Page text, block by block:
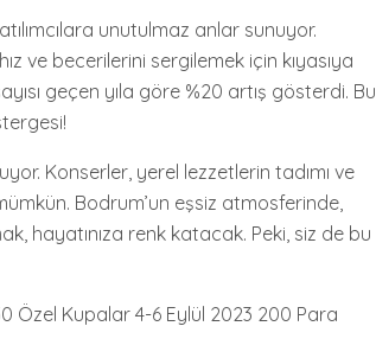
unutulmaz anlar sunuyor.
ve becerilerini sergilemek için kıyasıya
geçen yıla göre %20 artış gösterdi. Bu
Konserler, yerel lezzetlerin tadımı ve
Bodrum’un eşsiz atmosferinde,
hayatınıza renk katacak. Peki, siz de bu
Özel Kupalar 4-6 Eylül 2023 200 Para